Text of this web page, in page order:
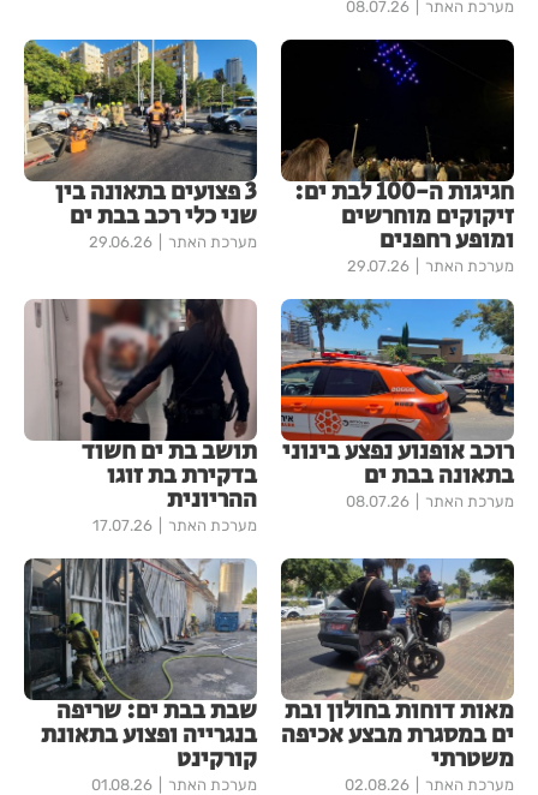
מערכת האתר 08.07.26
חגיגות ה-100 לבת ים:
זיקוקים מוחרשים
ומופע רחפנים
מערכת האתר 29.07.26
3 פצועים בתאונה בין
שני כלי רכב בבת ים
מערכת האתר 29.06.26
רוכב אופנוע נפצע בינוני
בתאונה בבת ים
מערכת האתר 08.07.26
תושב בת ים חשוד
בדקירת בת זוגו
ההריונית
מערכת האתר 17.07.26
מאות דוחות בחולון ובת
ים במסגרת מבצע אכיפה
משטרתי
מערכת האתר 02.08.26
שבת בבת ים: שריפה
בנגרייה ופצוע בתאונת
קורקינט
מערכת האתר 01.08.26